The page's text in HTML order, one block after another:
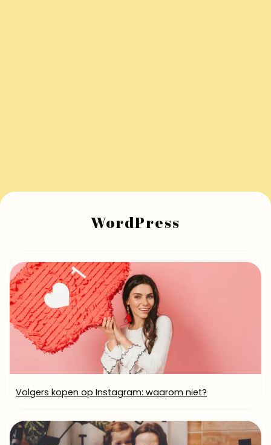
WordPress
Volgers kopen op Instagram: waarom niet?